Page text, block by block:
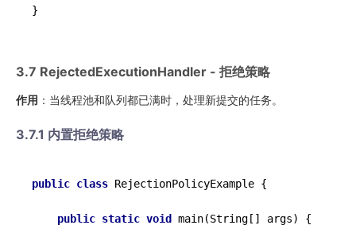
3.7 RejectedExecutionHandler - 拒绝策略
作用 ：当线程池和队列都已满时，处理新提交的任务。
3.7.1 内置拒绝策略
public class RejectionPolicyExample {
public static void main(String[] args)
{